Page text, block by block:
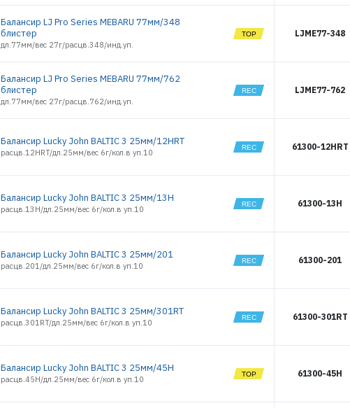
Балансир LJ Pro Series MEBARU 77мм/348
блистер
дл.77мм/вес 27г/расцв.348/инд.уп.
LJME77-348
Балансир LJ Pro Series MEBARU 77мм/762
блистер
дл.77мм/вес 27г/расцв.762/инд.уп.
LJME77-762
Балансир Lucky John BALTIC 3 25мм/12HRT
расцв.12HRT/дл.25мм/вес 6г/кол.в уп.10
61300-12HRT
Балансир Lucky John BALTIC 3 25мм/13H
расцв.13H/дл.25мм/вес 6г/кол.в уп.10
61300-13H
Балансир Lucky John BALTIC 3 25мм/201
расцв.201/дл.25мм/вес 6г/кол.в уп.10
61300-201
Балансир Lucky John BALTIC 3 25мм/301RT
расцв.301RT/дл.25мм/вес 6г/кол.в уп.10
61300-301RT
Балансир Lucky John BALTIC 3 25мм/45H
расцв.45H/дл.25мм/вес 6г/кол.в уп.10
61300-45H